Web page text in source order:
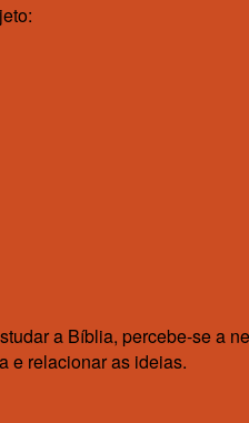
a Bíblia, percebe-se a
e relacionar as ideias.